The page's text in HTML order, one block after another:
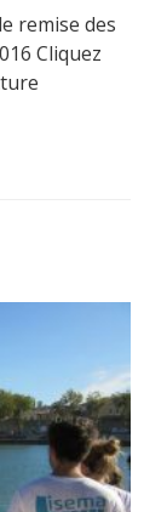
remise des
Cliquez